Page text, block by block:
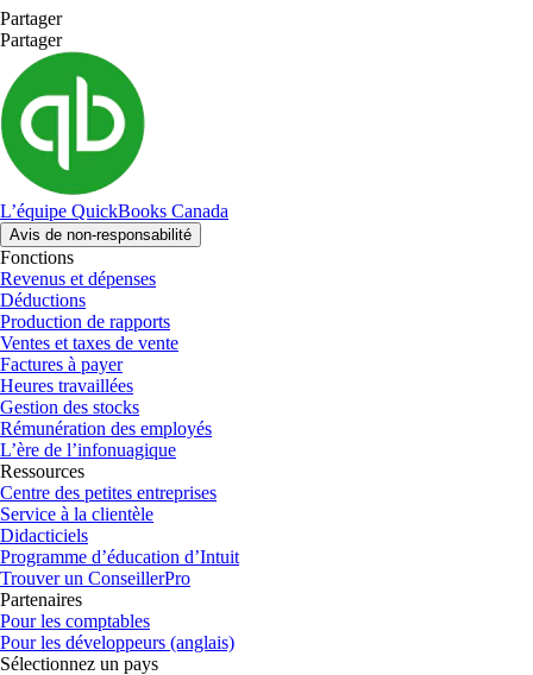
Partager
Partager
L’équipe QuickBooks Canada
Avis de non-responsabilité
Fonctions
Revenus et dépenses
Déductions
Production de rapports
Ventes et taxes de vente
Factures à payer
Heures travaillées
Gestion des stocks
Rémunération des employés
L’ère de l’infonuagique
Ressources
Centre des petites entreprises
Service à la clientèle
Didacticiels
Programme d’éducation d’Intuit
Trouver un ConseillerPro
Partenaires
Pour les comptables
Pour les développeurs (anglais)
Sélectionnez un pays